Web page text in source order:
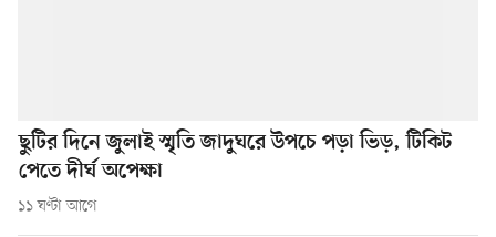
ছুটির দিনে জুলাই স্মৃতি জাদুঘরে উপচে পড়া ভিড়, টিকিট
পেতে দীর্ঘ অপেক্ষা
১১ ঘণ্টা আগে